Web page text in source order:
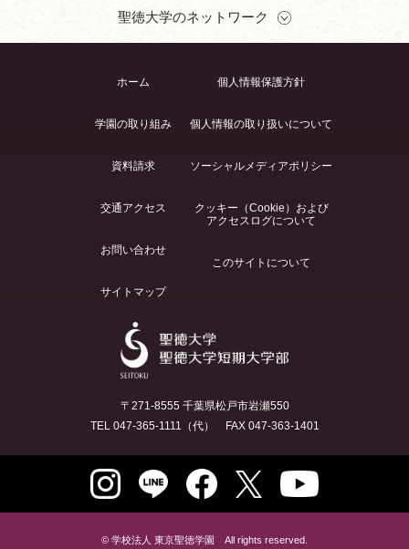
聖徳大学のネットワーク
ホーム
学園の取り組み
資料請求
交通アクセス
お問い合わせ
サイトマップ
個人情報保護方針
個人情報の取り扱いについて
ソーシャルメディアポリシー
クッキー（Cookie）および
アクセスログについて
このサイトについて
〒271-8555 千葉県松戸市岩瀬550
TEL 047-365-1111（代） FAX 047-363-1401
© 学校法人 東京聖徳学園 All rights reserved.